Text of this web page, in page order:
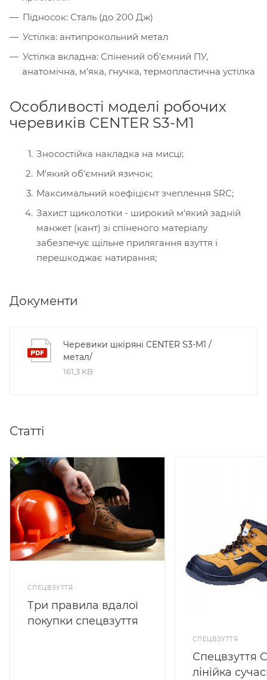
Підносок: Сталь (до 200 Дж)
Устілка: антипрокольний метал
Устілка вкладна: Спінений об'ємний ПУ,
анатомічна, м'яка, гнучка, термопластична устілка
Особливості моделі робочих
черевиків CENTER S3-M1
Зносостійка накладка на мисці;
М'який об'ємний язичок;
Максимальний коефіцієнт зчеплення SRC;
Захист щиколотки - широкий м'який задній
манжет (кант) зі спіненого матеріалу
забезпечує щільне прилягання взуття і
перешкоджає натирання;
Документи
Черевики шкіряні CENTER S3-M1 /
метал/
161,3 KB
Статті
СПЕЦВЗУТТЯ
Три правила вдалої
покупки спецвзуття
СПЕЦВЗУТТЯ
Спецвзуття
лінійка